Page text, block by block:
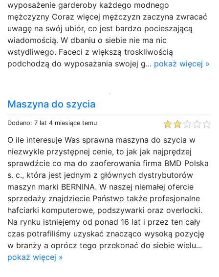
wyposażenie garderoby każdego modnego
mężczyzny Coraz więcej mężczyzn zaczyna zwracać
uwagę na swój ubiór, co jest bardzo pocieszającą
wiadomością. W dbaniu o siebie nie ma nic
wstydliwego. Faceci z większą troskliwością
podchodzą do wyposażania swojej g... pokaż więcej »
Maszyna do szycia
Dodano: 7 lat 4 miesiące temu
O ile interesuje Was sprawna maszyna do szycia w
niezwykle przystępnej cenie, to jak jak najprędzej
sprawdźcie co ma do zaoferowania firma BMD Polska
s. c., która jest jednym z głównych dystrybutorów
maszyn marki BERNINA. W naszej niemałej ofercie
sprzedaży znajdziecie Państwo także profesjonalne
hafciarki komputerowe, podszywarki oraz overlocki.
Na rynku istniejemy od ponad 16 lat i przez ten cały
czas potrafiliśmy uzyskać znacząco wysoką pozycję
w branży a oprócz tego przekonać do siebie wielu...
pokaż więcej »